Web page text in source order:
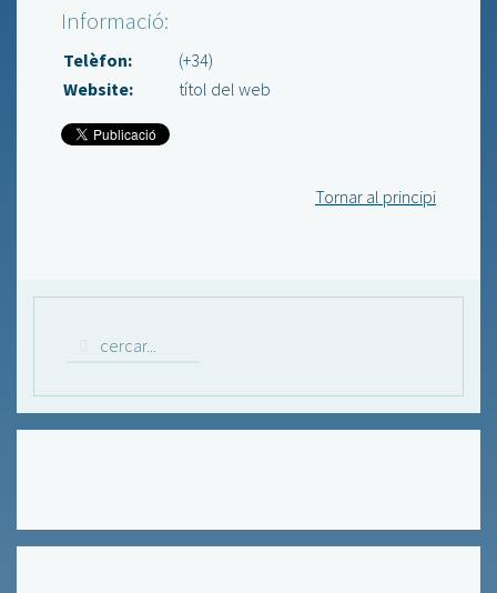
Informació:
Telèfon:
(+34)
Website:
títol del web
Tornar al principi